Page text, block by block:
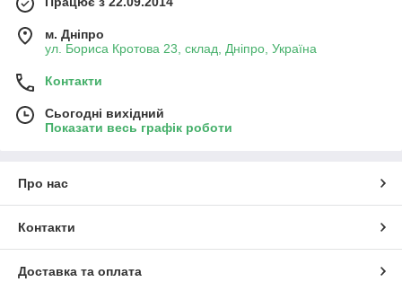
м. Дніпро
ул. Бориса Кротова 23, склад, Дніпро, Україна
Контакти
Сьогодні вихідний
Показати весь графік роботи
Про нас
Контакти
Доставка та оплата